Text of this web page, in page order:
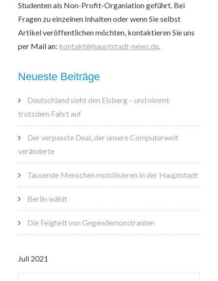
Studenten als Non-Profit-Organiation geführt. Bei
Fragen zu einzelnen Inhalten oder wenn Sie selbst
Artikel veröffentlichen möchten, kontaktieren Sie uns
per Mail an: kontakt@hauptstadt-news.de.
Neueste Beiträge
Deutschland sieht den Eisberg – und nimmt
trotzdem Fahrt auf
Der verpasste Deal, der unsere Computerwelt
veränderte
Tausende Menschen mobilisieren in der Hauptstadt
Berlin wählt
Die Feigheit von Gegendemonstranten
Juli 2021